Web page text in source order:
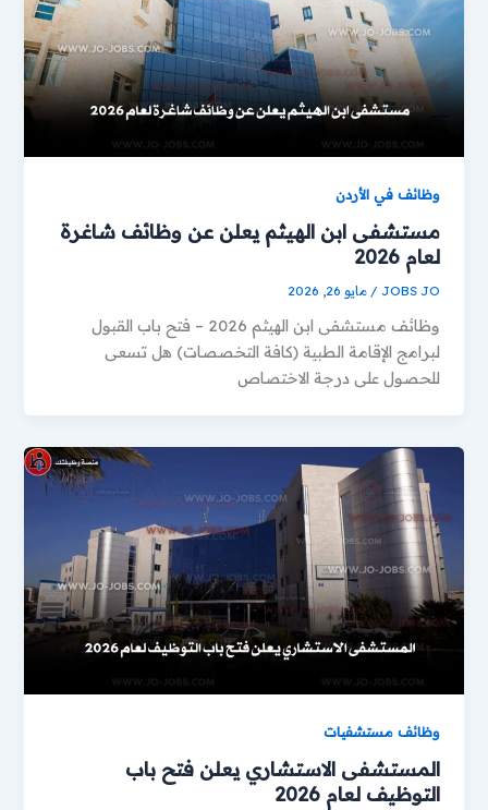
وظائف في الأردن
مستشفى ابن الهيثم يعلن عن وظائف شاغرة
لعام 2026
JOBS JO
/مايو 26, 2026
وظائف مستشفى ابن الهيثم 2026 – فتح باب القبول
لبرامج الإقامة الطبية (كافة التخصصات) هل تسعى
للحصول على درجة الاختصاص
وظائف مستشفيات
المستشفى الاستشاري يعلن فتح باب
التوظيف لعام 2026